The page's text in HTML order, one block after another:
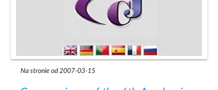
Na stronie od 2007-03-15